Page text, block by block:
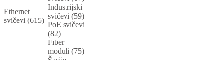
Ethernet
svičevi (615)
Industrijski
svičevi (59)
PoE svičevi
(82)
Fiber
moduli (75)